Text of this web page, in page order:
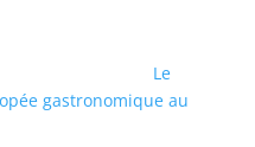
Le
gastronomique au